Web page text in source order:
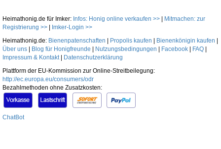
Heimathonig.de für Imker: Infos: Honig online verkaufen >>
Mitmachen: zur
Registrierung >>
Imker-Login >>
Heimathonig.de: Bienenpatenschaften Propolis kaufen Bienenkönigin kaufen
Über uns
Blog für Honigfreunde Nutzungsbedingungen Facebook FAQ
Impressum & Kontakt|
Datenschutzerklärung
Plattform der EU-Kommission zur Online-Streitbeilegung:
http://ec.europa.eu/consumers/odr
Bezahlmethoden ohne Zusatzkosten:
ChatBot